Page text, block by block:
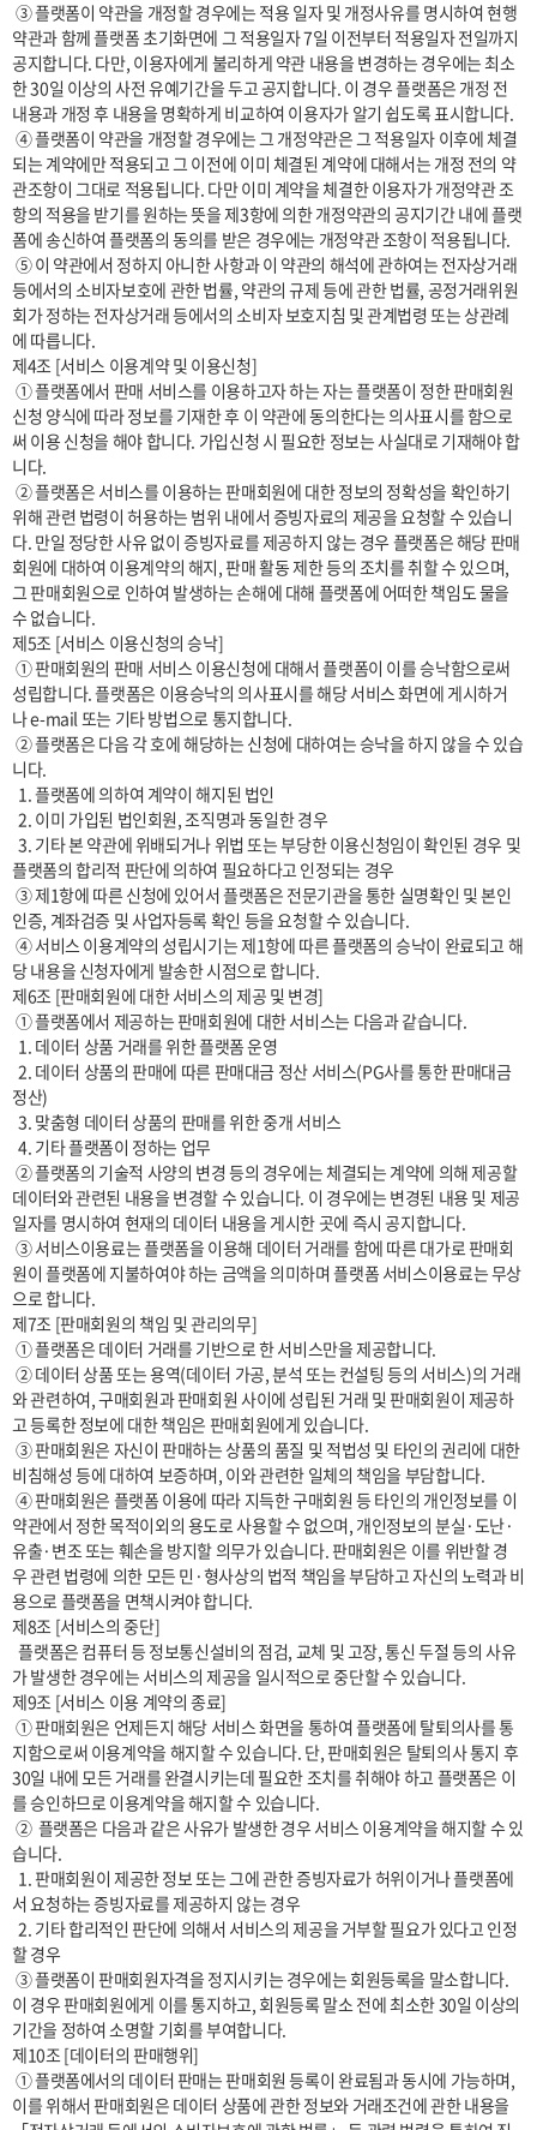
약관과 함께 플랫폼 초기화면에 그 적용일자 7일 이전부터 적용일자 전일까지
공지합니다. 다만, 이용자에게 불리하게 약관 내용을 변경하는 경우에는 최소
한 30일 이상의 사전 유예기간을 두고 공지합니다. 이 경우 플랫폼은 개정 전
내용과 개정 후 내용을 명확하게 비교하여 이용자가 알기 쉽도록 표시합니다.
되는 계약에만 적용되고 그 이전에 이미 체결된 계약에 대해서는 개정 전의 약
관조항이 그대로 적용됩니다. 다만 이미 계약을 체결한 이용자가 개정약관 조
항의 적용을 받기를 원하는 뜻을 제3항에 의한 개정약관의 공지기간 내에 플랫
폼에 송신하여 플랫폼의 동의를 받은 경우에는 개정약관 조항이 적용됩니다.
등에서의 소비자보호에 관한 법률, 약관의 규제 등에 관한 법률, 공정거래위원
회가 정하는 전자상거래 등에서의 소비자 보호지침 및 관계법령 또는 상관례
에 따릅니다.
제4조 [서비스 이용계약 및 이용신청]
신청 양식에 따라 정보를 기재한 후 이 약관에 동의한다는 의사표시를 함으로
써 이용 신청을 해야 합니다. 가입신청 시 필요한 정보는 사실대로 기재해야 합
니다.
위해 관련 법령이 허용하는 범위 내에서 증빙자료의 제공을 요청할 수 있습니
다. 만일 정당한 사유 없이 증빙자료를 제공하지 않는 경우 플랫폼은 해당 판매
회원에 대하여 이용계약의 해지, 판매 활동 제한 등의 조치를 취할 수 있으며,
그 판매회원으로 인하여 발생하는 손해에 대해 플랫폼에 어떠한 책임도 물을
수 없습니다.
제5조 [서비스 이용신청의 승낙]
성립합니다. 플랫폼은 이용승낙의 의사표시를 해당 서비스 화면에 게시하거
나 e-mail 또는 기타 방법으로 통지합니다.
니다.
  2. 이미 가입된 법인회원, 조직명과 동일한 경우
  3. 기타 본 약관에 위배되거나 위법 또는 부당한 이용신청임이 확인된 경우 및
플랫폼의 합리적 판단에 의하여 필요하다고 인정되는 경우
인증, 계좌검증 및 사업자등록 확인 등을 요청할 수 있습니다.
당 내용을 신청자에게 발송한 시점으로 합니다.
제6조 [판매회원에 대한 서비스의 제공 및 변경]
  2. 데이터 상품의 판매에 따른 판매대금 정산 서비스(PG사를 통한 판매대금
정산)
  3. 맞춤형 데이터 상품의 판매를 위한 중개 서비스
  4. 기타 플랫폼이 정하는 업무
데이터와 관련된 내용을 변경할 수 있습니다. 이 경우에는 변경된 내용 및 제공
일자를 명시하여 현재의 데이터 내용을 게시한 곳에 즉시 공지합니다.
원이 플랫폼에 지불하여야 하는 금액을 의미하며 플랫폼 서비스이용료는 무상
으로 합니다.
제7조 [판매회원의 책임 및 관리의무]
와 관련하여, 구매회원과 판매회원 사이에 성립된 거래 및 판매회원이 제공하
고 등록한 정보에 대한 책임은 판매회원에게 있습니다.
비침해성 등에 대하여 보증하며, 이와 관련한 일체의 책임을 부담합니다.
약관에서 정한 목적이외의 용도로 사용할 수 없으며, 개인정보의 분실·도난·
유출·변조 또는 훼손을 방지할 의무가 있습니다. 판매회원은 이를 위반할 경
우 관련 법령에 의한 모든 민·형사상의 법적 책임을 부담하고 자신의 노력과 비
용으로 플랫폼을 면책시켜야 합니다.
제8조 [서비스의 중단]
  플랫폼은 컴퓨터 등 정보통신설비의 점검, 교체 및 고장, 통신 두절 등의 사유
가 발생한 경우에는 서비스의 제공을 일시적으로 중단할 수 있습니다.
제9조 [서비스 이용 계약의 종료]
지함으로써 이용계약을 해지할 수 있습니다. 단, 판매회원은 탈퇴의사 통지 후
30일 내에 모든 거래를 완결시키는데 필요한 조치를 취해야 하고 플랫폼은 이
를 승인하므로 이용계약을 해지할 수 있습니다.
습니다.
서 요청하는 증빙자료를 제공하지 않는 경우
  2. 기타 합리적인 판단에 의해서 서비스의 제공을 거부할 필요가 있다고 인정
할 경우
이 경우 판매회원에게 이를 통지하고, 회원등록 말소 전에 최소한 30일 이상의
기간을 정하여 소명할 기회를 부여합니다.
제10조 [데이터의 판매행위]
이를 위해서 판매회원은 데이터 상품에 관한 정보와 거래조건에 관한 내용을